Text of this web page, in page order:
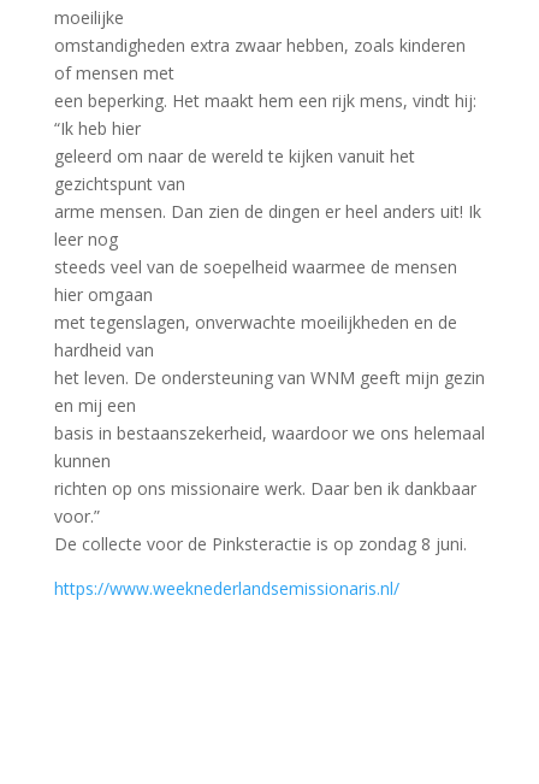
moeilijke
omstandigheden extra zwaar hebben, zoals kinderen
of mensen met
een beperking. Het maakt hem een rijk mens, vindt hij:
“Ik heb hier
geleerd om naar de wereld te kijken vanuit het
gezichtspunt van
arme mensen. Dan zien de dingen er heel anders uit! Ik
leer nog
steeds veel van de soepelheid waarmee de mensen
hier omgaan
met tegenslagen, onverwachte moeilijkheden en de
hardheid van
het leven. De ondersteuning van WNM geeft mijn gezin
en mij een
basis in bestaanszekerheid, waardoor we ons helemaal
kunnen
richten op ons missionaire werk. Daar ben ik dankbaar
voor.”
De collecte voor de Pinksteractie is op zondag 8 juni.
https://www.weeknederlandsemissionaris.nl/